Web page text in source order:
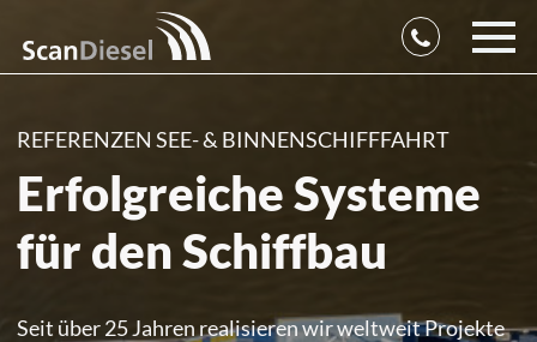
REFERENZEN SEE- & BINNENSCHIFFFAHRT
Erfolgreiche Systeme
für den Schiffbau
Seit über 25 Jahren realisieren wir weltweit Projekte